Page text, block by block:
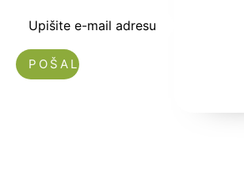
Upišite e-mail adresu